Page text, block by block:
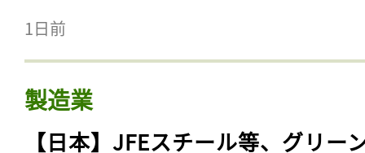
1日前
製造業
【日本】JFEスチール等、グリー